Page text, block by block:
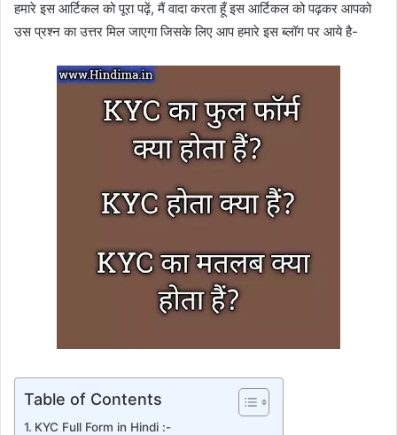
हमारे इस आर्टिकल को पूरा पढ़ें, मैं वादा करता हूँ इस आर्टिकल को पढ़कर आपको
उस प्रश्न का उत्तर मिल जाएगा जिसके लिए आप हमारे इस ब्लॉग पर आये है-
Table of Contents
KYC Full Form in Hindi :-